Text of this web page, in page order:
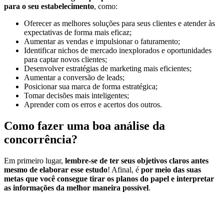
para o seu estabelecimento, como:
Oferecer as melhores soluções para seus clientes e atender às
expectativas de forma mais eficaz;
Aumentar as vendas e impulsionar o faturamento;
Identificar nichos de mercado inexplorados e oportunidades
para captar novos clientes;
Desenvolver estratégias de marketing mais eficientes;
Aumentar a conversão de leads;
Posicionar sua marca de forma estratégica;
Tomar decisões mais inteligentes;
Aprender com os erros e acertos dos outros.
Como fazer uma boa análise da
concorrência?
Em primeiro lugar, lembre-se de ter seus objetivos claros antes
mesmo de elaborar esse estudo! Afinal, é por meio das suas
metas que você consegue tirar os planos do papel e interpretar
as informações da melhor maneira possível.